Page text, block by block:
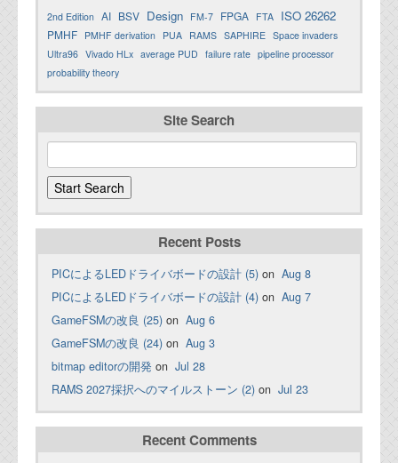
2nd Edition AI BSV Design FM-7 FPGA FTA ISO 26262
PMHF PMHF derivation PUA RAMS SAPHIRE Space invaders
Ultra96 Vivado HLx average PUD failure rate pipeline processor
probability theory
Site Search
Recent Posts
PICによるLEDドライバボードの設計 (5) on Aug 8
PICによるLEDドライバボードの設計 (4) on Aug 7
GameFSMの改良 (25) on Aug 6
GameFSMの改良 (24) on Aug 3
bitmap editorの開発 on Jul 28
RAMS 2027採択へのマイルストーン (2) on Jul 23
Recent Comments